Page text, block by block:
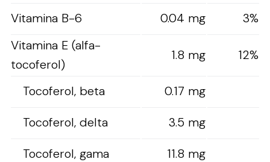
Vitamina B-6
0.04 mg
3%
Vitamina E (alfa-
tocoferol)
1.8 mg 12%
Tocoferol, beta
0.17 mg
Tocoferol, delta
3.5 mg
Tocoferol, gama
11.8 mg